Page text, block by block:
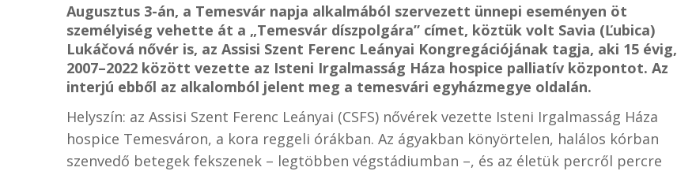
Augusztus 3-án, a Temesvár napja alkalmából szervezett ünnepi eseményen öt
személyiség vehette át a „Temesvár díszpolgára” címet, köztük volt Savia (Ľubica)
Lukáčová nővér is, az Assisi Szent Ferenc Leányai Kongregációjának tagja, aki 15 évig,
2007–2022 között vezette az Isteni Irgalmasság Háza hospice palliatív központot. Az
interjú ebből az alkalomból jelent meg a temesvári egyházmegye oldalán.
Helyszín: az Assisi Szent Ferenc Leányai (CSFS) nővérek vezette Isteni Irgalmasság Háza
hospice Temesváron, a kora reggeli órákban. Az ágyakban könyörtelen, halálos kórban
szenvedő betegek fekszenek – legtöbben végstádiumban –, és az életük percről percre